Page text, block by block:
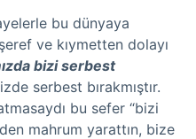
bu dünyaya
ve kıymetten dolayı
bizi serbest
serbest bırakmıştır.
bu sefer “bizi
mahrum yarattın, bize